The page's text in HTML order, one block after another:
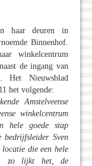
haar deuren in
Binnenhof.
winkelcentrum
de ingang van
Het Nieuwsblad
het volgende:
Amstelveense
winkelcentrum
hele goede stap
bedrijfsleider Sven
locatie die een hele
zo lijkt het, de